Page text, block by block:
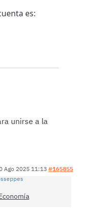
es:
unirse a la
Ago 2025 11:13 #165855